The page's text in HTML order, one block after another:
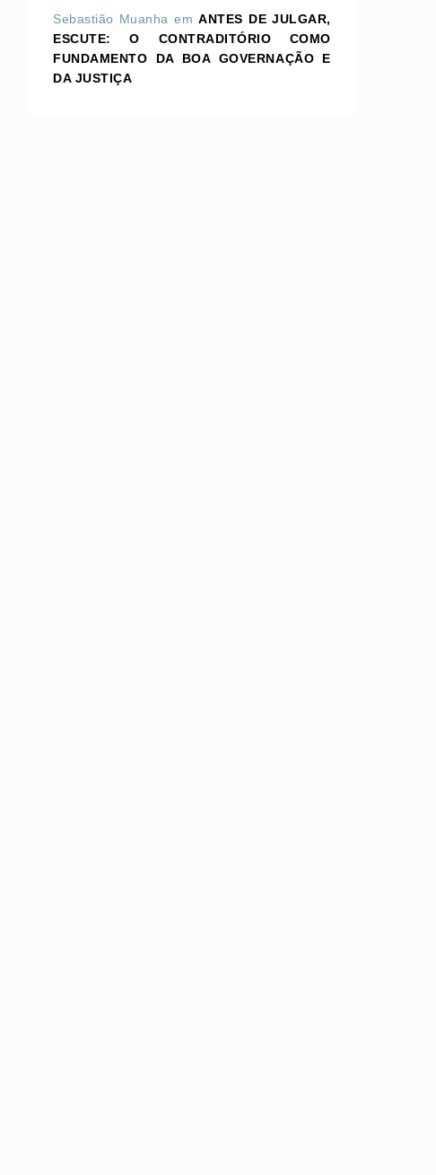
Sebastião Muanha emANTES DE JULGAR,
ESCUTE: O CONTRADITÓRIO COMO
FUNDAMENTO DA BOA GOVERNAÇÃO E
DA JUSTIÇA